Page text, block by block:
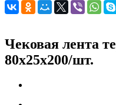
Чековая лента
80х25х200/шт.